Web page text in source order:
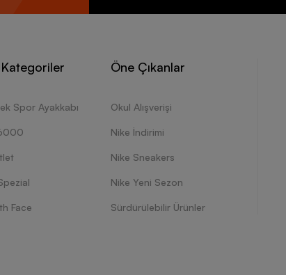
Spor Ayakkabı
Face
Öne Çıkanlar
Okul Alışverişi
Nike İndirimi
Nike Sneakers
Nike Yeni Sezon
Sürdürülebilir Ürünler